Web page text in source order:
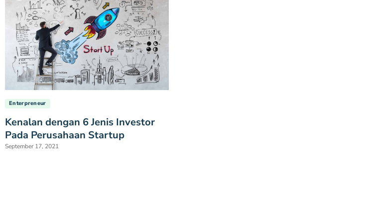
Enterpreneur
Kenalan dengan 6 Jenis Investor
Pada Perusahaan Startup
September 17, 2021